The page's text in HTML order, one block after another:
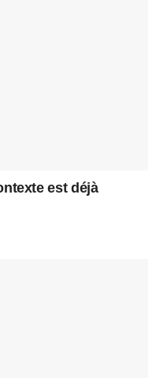
est déjà